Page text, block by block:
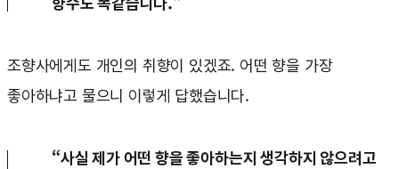
조향사에게도 개인의 취향이 있겠죠. 어떤 향을 가장
좋아하냐고 물으니 이렇게 답했습니다.
“사실 제가 어떤 향을 좋아하는지 생각하지 않으려고